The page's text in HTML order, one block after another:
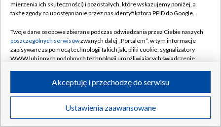
Naziemna Telewizja Cyfrowa
Rada Programowa
System NOS
Informacje o nadawcy
Program dla prasy
Ogłoszenie przetargowe
Pomoc
Kontakt
Kanały
©2026 Telewizja Polska S.A. w likwidacji
mierzenia ich skuteczności) i pozostałych, które wskazujemy poniżej, a
także zgody na udostępnianie przez nas identyfikatora PPID do Google.
Twoje dane osobowe zbierane podczas odwiedzania przez Ciebie naszych
poszczególnych serwisówzwanych dalej „Portalem”, w tym informacje
zapisywane za pomocą technologii takich jak: pliki cookie, sygnalizatory
WWW lub innych podobnych technologii umożliwiających świadczenie
ruchu w Internecie.
Twoje dane osobowe zbierane podczas odwiedzania przez Ciebie
poszczególnych serwisówna Portalu, takie jak adresy IP, identyfikatory
Ustawienia zaawansowane
Akceptuję i przechodzę do serwisu